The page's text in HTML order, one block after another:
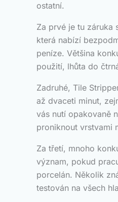
ostatní.
Za prvé je tu záruka
která nabízí
peníze. Většina
použití, lhůta do
Zadruhé, Tile
až dvaceti minut,
vás nutí opakovaně
proniknout vrstvami
Za třetí, mnoho
význam, pokud
porcelán. Několik
testován na všech